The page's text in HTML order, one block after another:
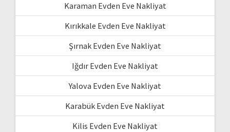
Karaman Evden Eve Nakliyat
Kırıkkale Evden Eve Nakliyat
Şırnak Evden Eve Nakliyat
Iğdır Evden Eve Nakliyat
Yalova Evden Eve Nakliyat
Karabük Evden Eve Nakliyat
Kilis Evden Eve Nakliyat